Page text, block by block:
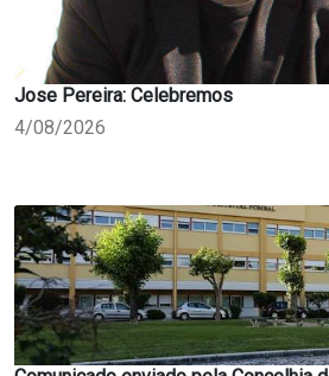
Jose Pereira: Celebremos
4/08/2026